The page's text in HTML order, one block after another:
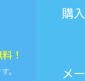
！
。
購
メ